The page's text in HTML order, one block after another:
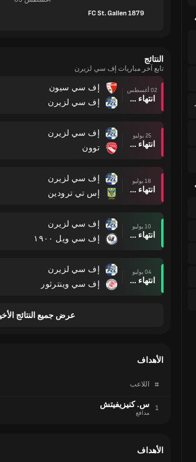
FC St. Gallen 1879
النتائج
تابع آخر مباريات إف سي لزيرن
02 أغسطس
انتهاء وقت المباراة
إف سي سيون
إف سي لزيرن
25 يوليو
انتهاء وقت المباراة
إف سي لزيرن
توون
18 يوليو
انتهاء وقت المباراة
إف سي لزيرن
إس تي ترودين
10 يوليو
انتهاء وقت المباراة
إف سي لزيرن
إف سي ويل ١٩٠٠
04 يوليو
انتهاء وقت المباراة
إف سي لزيرن
إف سي وينترثور
عرض جميع النتائج
الأهداف
# اللاعب
1 س. كنيزيفيتش
مدافع
الأهداف